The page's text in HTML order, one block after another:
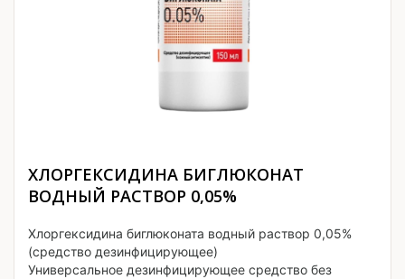
ХЛОРГЕКСИДИНА БИГЛЮКОНАТ
ВОДНЫЙ РАСТВОР 0,05%
Хлоргексидина биглюконата водный раствор 0,05%
(средство дезинфицирующее)
Универсальное дезинфицирующее средство без